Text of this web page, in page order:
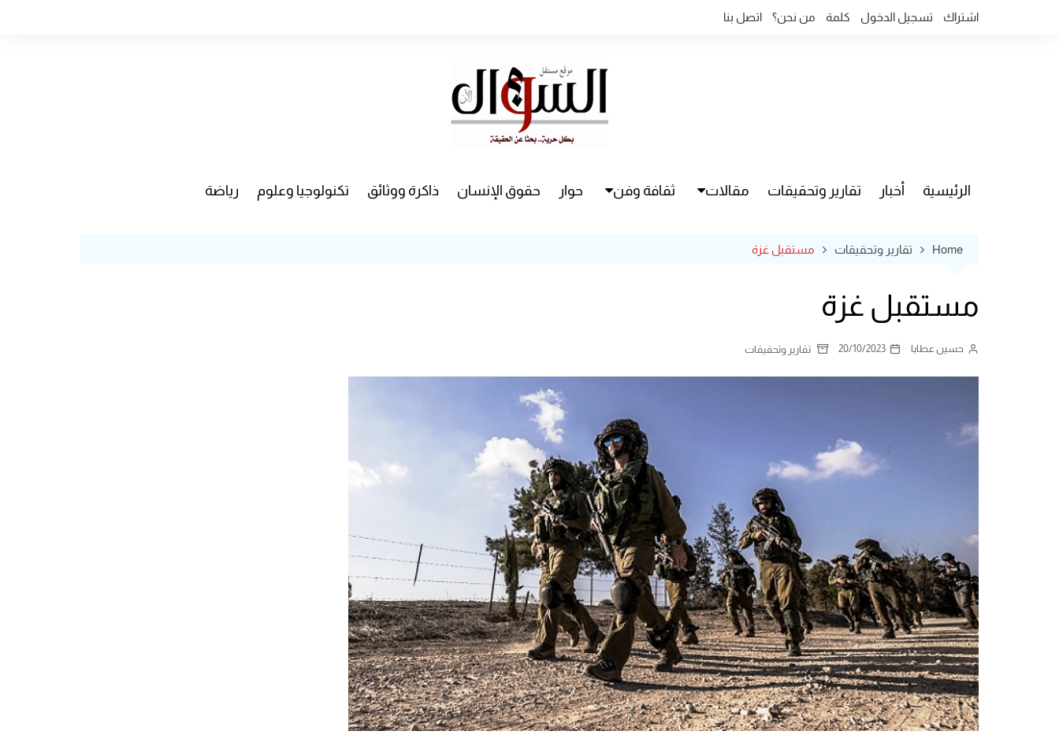
اشتراك تسجيل الدخول كلمة من نحن؟ اتصل بنا
الرئيسية أخبار تقارير وتحقيقات مقالات ثقافة وفن حوار حقوق الإنسان ذاكرة ووثائق تكنولوجيا وعلوم رياضة
Home تقارير وتحقيقات مستقبل غزة
مستقبل غزة
حسين عطايا 20/10/2023 تقارير وتحقيقات